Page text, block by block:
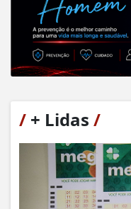
/ + Lidas /